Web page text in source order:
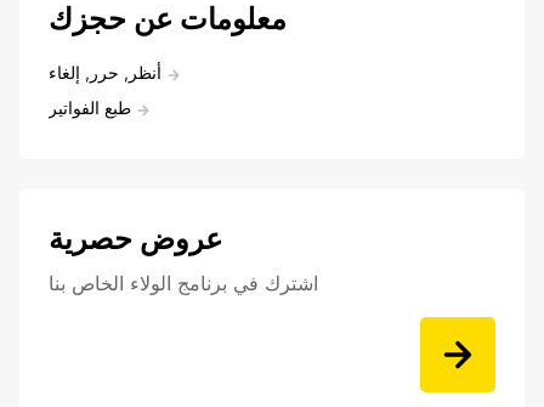
معلومات عن حجزك
أنظر, حرر, إلغاء
طبع الفواتير
عروض حصرية
اشترك في برنامج الولاء الخاص بنا